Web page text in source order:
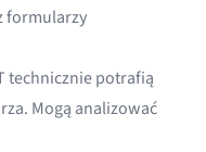
formularzy
technicznie potrafią
Mogą analizować